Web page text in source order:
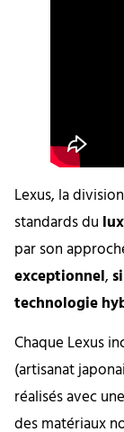
Lexus, la
standards du
par son
exceptionnel,
technologie
Chaque Lexus
(artisanat
réalisés avec
des matériaux